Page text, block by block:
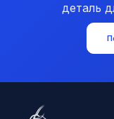
деталь